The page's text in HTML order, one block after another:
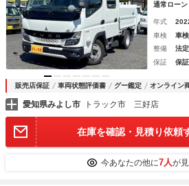
通常ローン
年式
車検
車
整備
法
保証
保
販売店保証 車両状態評価書 グー鑑定 オンライン
愛知県みよし市 トラック市 三好店
在庫を確認・見積り依頼
今あなたの他に7人が